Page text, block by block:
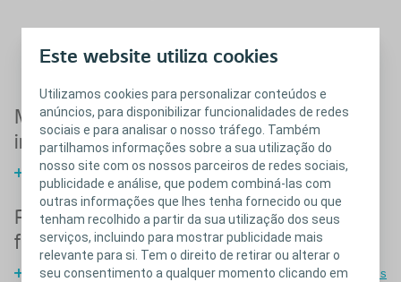
Este website utiliza cookies
Utilizamos cookies para personalizar conteúdos e
anúncios, para disponibilizar funcionalidades de redes
sociais e para analisar o nosso tráfego. Também
partilhamos informações sobre a sua utilização do
nosso site com os nossos parceiros de redes sociais,
publicidade e análise, que podem combiná-las com
outras informações que lhes tenha fornecido ou que
tenham recolhido a partir da sua utilização dos seus
serviços, incluindo para mostrar publicidade mais
relevante para si. Tem o direito de retirar ou alterar o
seu consentimento a qualquer momento clicando em
Mais informações sobre os produtos que a Coloplast pode
oferecer.
Fechar
Mais informações sobre obstipação e
incontinência fecal
Mais informações sobre obstipação e incontinência fecal
Respostas às perguntas mais
frequentes sobre problemas intestinais
Respostas às perguntas mais frequentes sobre problemas intestinais